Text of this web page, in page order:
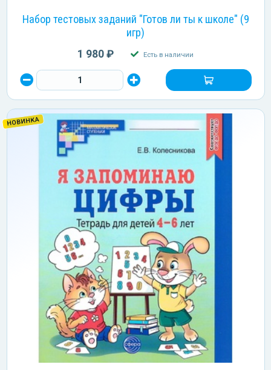
Набор тестовых заданий "Готов ли ты к школе" (9
игр)
1 980 ₽ Есть в наличии
НОВИНКА